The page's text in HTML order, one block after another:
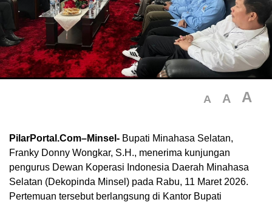
A A A
PilarPortal.Com–Minsel- Bupati Minahasa Selatan,
Franky Donny Wongkar, S.H., menerima kunjungan
pengurus Dewan Koperasi Indonesia Daerah Minahasa
Selatan (Dekopinda Minsel) pada Rabu, 11 Maret 2026.
Pertemuan tersebut berlangsung di Kantor Bupati